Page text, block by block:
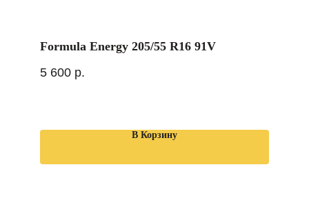
Formula Energy 205/55 R16 91V
5 600 р.
В Корзину